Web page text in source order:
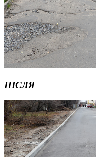
ПІСЛЯ